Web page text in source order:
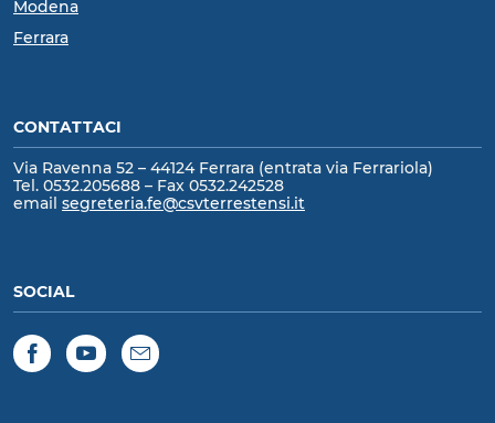
Modena
Ferrara
CONTATTACI
Via Ravenna 52 – 44124 Ferrara (entrata via Ferrariola)
Tel. 0532.205688 – Fax 0532.242528
email segreteria.fe@csvterrestensi.it
SOCIAL
FacebookYouTube